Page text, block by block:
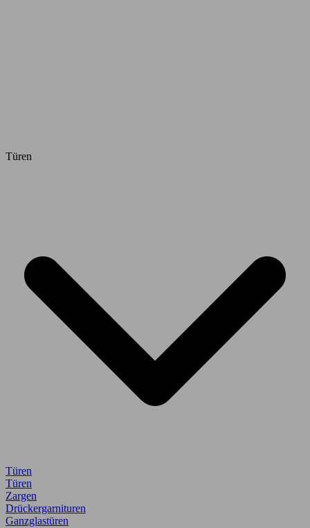
Türen
Türen
Türen
Zargen
Drückergarnituren
Ganzglastüren